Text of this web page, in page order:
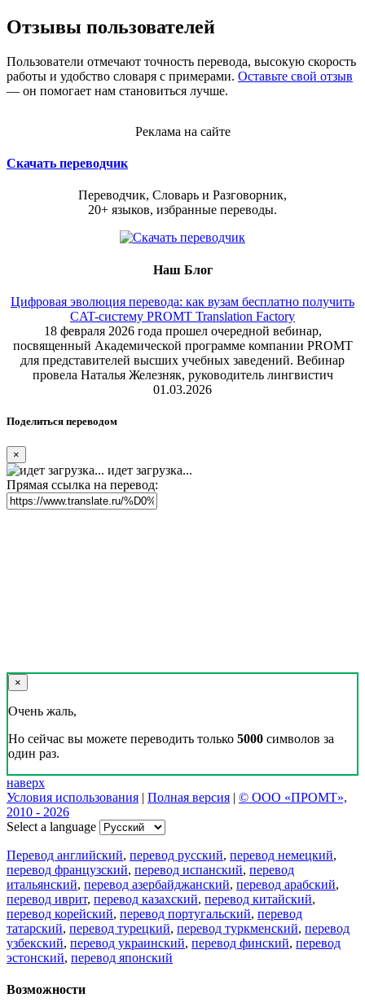
Отзывы пользователей
Пользователи отмечают точность перевода, высокую скорость
работы и удобство словаря с примерами. Оставьте свой отзыв
— он помогает нам становиться лучше.
Реклама на сайте
Скачать переводчик
Переводчик, Словарь и Разговорник,
20+ языков, избранные переводы.
Наш Блог
Цифровая эволюция перевода: как вузам бесплатно получить
CAT-систему PROMT Translation Factory
18 февраля 2026 года прошел очередной вебинар,
посвященный Академической программе компании PROMT
для представителей высших учебных заведений. Вебинар
провела Наталья Железняк, руководитель лингвистич
01.03.2026
Поделиться переводом
×
идет загрузка...
Прямая ссылка на перевод:
×
Очень жаль,
Но сейчас вы можете переводить только 5000 символов за
один раз.
наверх
Условия использования | Полная версия | © ООО «ПРОМТ»,
2010 - 2026
Select a language
Перевод английский, перевод русский, перевод немецкий,
перевод французский, перевод испанский, перевод
итальянский, перевод азербайджанский, перевод арабский,
перевод иврит, перевод казахский, перевод китайский,
перевод корейский, перевод португальский, перевод
татарский, перевод турецкий, перевод туркменский, перевод
узбекский, перевод украинский, перевод финский, перевод
эстонский, перевод японский
Возможности